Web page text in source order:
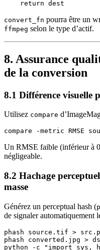
convert_fn pourra être un
ffmpeg selon le type d’actif.
8. Assurance
de la conversion
8.1 Différence visuelle
Utilisez compare
Un RMSE faible (inférieur à
négligeable.
8.2 Hachage
masse
Générez un perceptual hash (
de signaler automatiquement
phash source.tif >
phash converted.jpg >